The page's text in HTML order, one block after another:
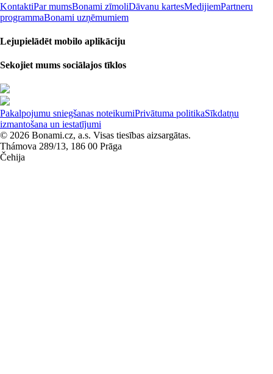
KontaktiPar mumsBonami zīmoliDāvanu kartesMedijiemPartneru
programmaBonami uzņēmumiem
Lejupielādēt mobilo aplikāciju
Sekojiet mums sociālajos tīklos
Pakalpojumu sniegšanas noteikumiPrivātuma politikaSīkdatņu
izmantošana un iestatījumi
© 2026 Bonami.cz, a.s. Visas tiesības aizsargātas.
Thámova 289/13, 186 00 Prāga
Čehija